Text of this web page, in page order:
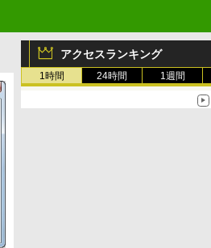
アクセスランキング
1時間 24時間 1週間